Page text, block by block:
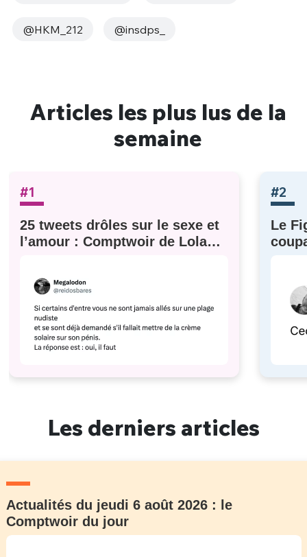
@HKM_212 @insdps_
Articles les plus lus de la
semaine
#1
25 tweets drôles sur le sexe et
l’amour : Comptwoir de Lola
#2
Le
Les derniers articles
Actualités du jeudi 6 août 2026 : le
Comptwoir du jour